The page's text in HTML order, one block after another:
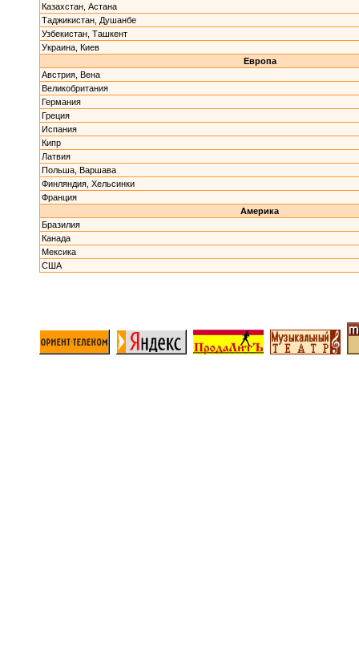
Казахстан, Астана
Таджикистан, Душанбе
Узбекистан, Ташкент
Украина, Киев
Европа
Австрия, Вена
Великобритания
Германия
Греция
Испания
Кипр
Латвия
Польша, Варшава
Финляндия, Хельсинки
Франция
Америка
Бразилия
Канада
Мексика
США